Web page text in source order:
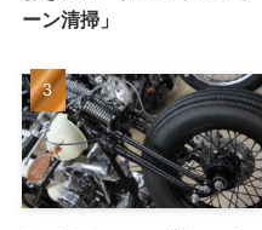
ーン清掃」